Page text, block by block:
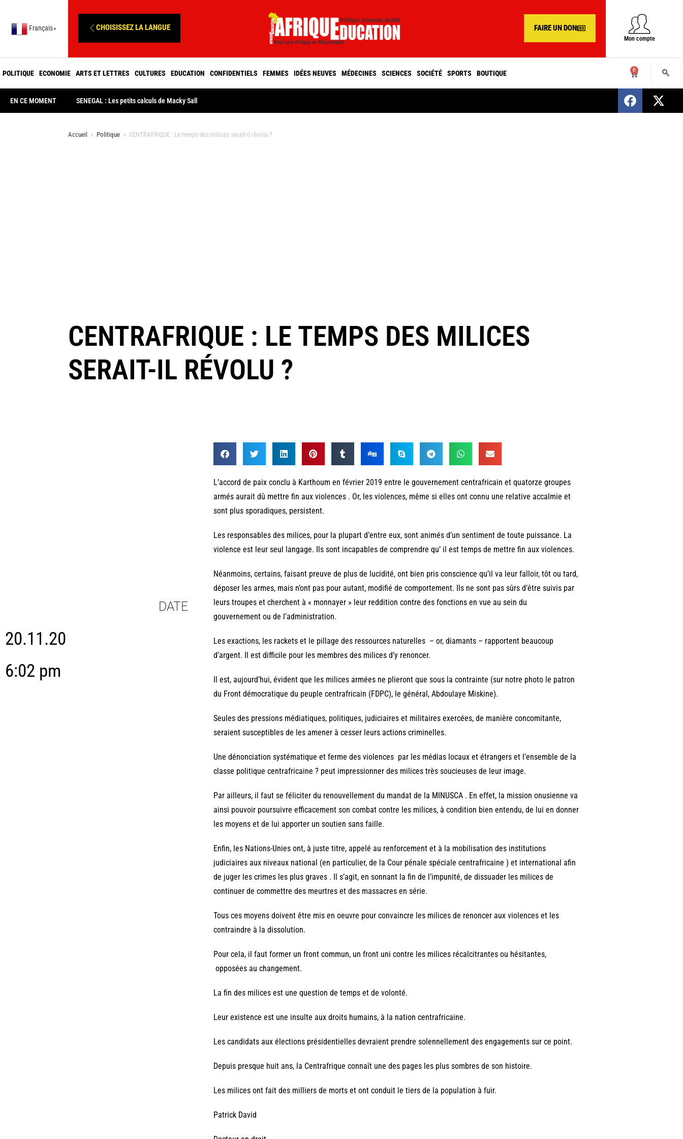
Français ▼ CHOISISSEZ LA LANGUE FAIRE UN DON
Mon compte
POLITIQUE ECONOMIE ARTS ET LETTRES CULTURES EDUCATION CONFIDENTIELS FEMMES IDÉES NEUVES MÉDECINES SCIENCES SOCIÉTÉ SPORTS BOUTIQUE 0
EN CE MOMENT SENEGAL : Les petits calculs de Macky Sall SENEGAL : Nomination d’un nouveau
Accueil > Politique > CENTRAFRIQUE : Le temps des milices serait-il révolu ?
CENTRAFRIQUE : LE TEMPS DES MILICES
SERAIT-IL RÉVOLU ?
DATE
20.11.20
6:02 pm
L’accord de paix conclu à Karthoum en février 2019 entre le gouvernement centrafricain et quatorze groupes
armés aurait dû mettre fin aux violences . Or, les violences, même si elles ont connu une relative accalmie et
sont plus sporadiques, persistent.
Les responsables des milices, pour la plupart d’entre eux, sont animés d’un sentiment de toute puissance. La
violence est leur seul langage. Ils sont incapables de comprendre qu’ il est temps de mettre fin aux violences.
Néanmoins, certains, faisant preuve de plus de lucidité, ont bien pris conscience qu’il va leur falloir, tôt ou tard,
déposer les armes, mais n’ont pas pour autant, modifié de comportement. Ils ne sont pas sûrs d’être suivis par
leurs troupes et cherchent à « monnayer » leur reddition contre des fonctions en vue au sein du
gouvernement ou de l’administration.
Les exactions, les rackets et le pillage des ressources naturelles – or, diamants – rapportent beaucoup
d’argent. Il est difficile pour les membres des milices d’y renoncer.
Il est, aujourd’hui, évident que les milices armées ne plieront que sous la contrainte (sur notre photo le patron
du Front démocratique du peuple centrafricain (FDPC), le général, Abdoulaye Miskine).
Seules des pressions médiatiques, politiques, judiciaires et militaires exercées, de manière concomitante,
seraient susceptibles de les amener à cesser leurs actions criminelles.
Une dénonciation systématique et ferme des violences par les médias locaux et étrangers et l’ensemble de la
classe politique centrafricaine ? peut impressionner des milices très soucieuses de leur image.
Par ailleurs, il faut se féliciter du renouvellement du mandat de la MINUSCA . En effet, la mission onusienne va
ainsi pouvoir poursuivre efficacement son combat contre les milices, à condition bien entendu, de lui en donner
les moyens et de lui apporter un soutien sans faille.
Enfin, les Nations-Unies ont, à juste titre, appelé au renforcement et à la mobilisation des institutions
judiciaires aux niveaux national (en particulier, de la Cour pénale spéciale centrafricaine ) et international afin
de juger les crimes les plus graves . Il s’agit, en sonnant la fin de l’impunité, de dissuader les milices de
continuer de commettre des meurtres et des massacres en série.
Tous ces moyens doivent être mis en oeuvre pour convaincre les milices de renoncer aux violences et les
contraindre à la dissolution.
Pour cela, il faut former un front commun, un front uni contre les milices récalcitrantes ou hésitantes,
opposées au changement.
La fin des milices est une question de temps et de volonté.
Leur existence est une insulte aux droits humains, à la nation centrafricaine.
Les candidats aux élections présidentielles devraient prendre solennellement des engagements sur ce point.
Depuis presque huit ans, la Centrafrique connaît une des pages les plus sombres de son histoire.
Les milices ont fait des milliers de morts et ont conduit le tiers de la population à fuir.
Patrick David